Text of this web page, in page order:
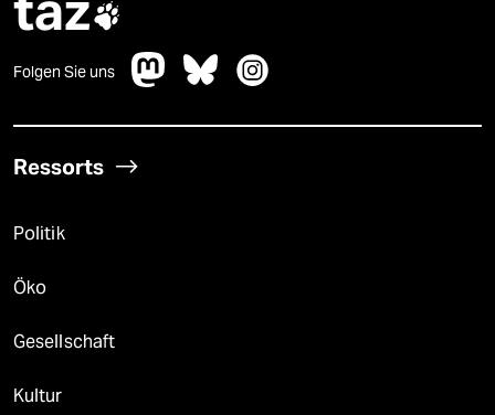

Folgen Sie uns
Ressorts
Politik
Öko
Gesellschaft
Kultur